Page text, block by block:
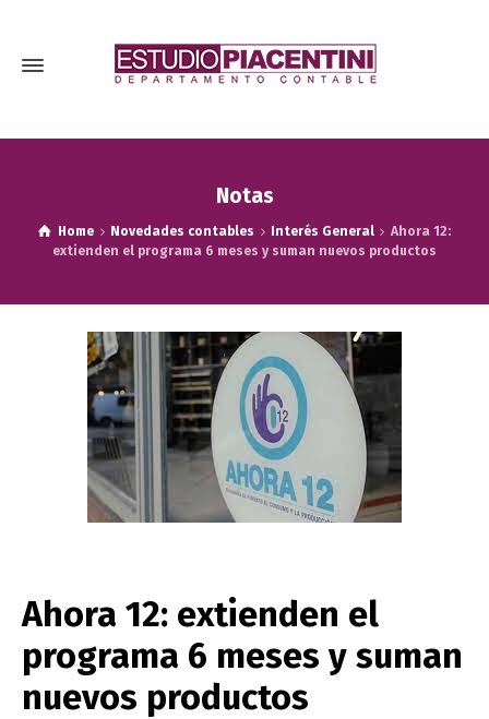
Notas
Home Novedades contables Interés General
Ahora 12:
extienden el programa 6 meses y suman nuevos productos
Ahora 12: extienden el
programa 6 meses y suman
nuevos productos